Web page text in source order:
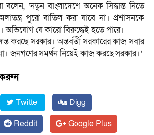
‘নতুন বাংলাদেশে অনেক সিদ্ধান্ত নিতে
পুরো বাতিল করা যাবে না। প্রশাসনকে
অভিযোগ যে কারো বিরুদ্ধেই হতে পারে।
করছে সরকার। অন্তর্বর্তী সরকারের কাজ সবার
জনগণের সমর্থন নিয়েই কাজ করছে সরকার।’
করুন
Twitter
Digg
Reddit
Google Plus